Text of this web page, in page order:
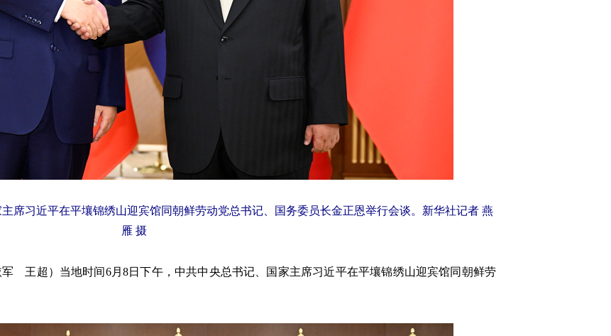
席习近平在平壤锦绣山迎宾馆同朝鲜劳动党总书记、国务委员长金正恩举行会谈。新华社记者 燕
雁 摄
超）当地时间6月8日下午，中共中央总书记、国家主席习近平在平壤锦绣山迎宾馆同朝鲜劳